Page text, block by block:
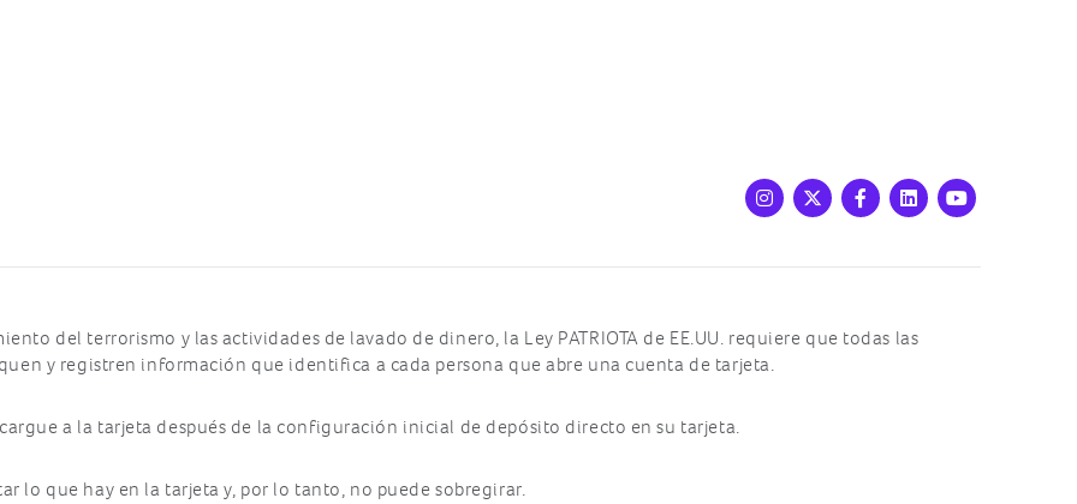
Instagram
X Facebook
LinkedIn
Youtube
del terrorismo y las actividades de lavado de dinero, la Ley PATRIOTA de EE.UU. requiere que todas las
y registren información que identifica a cada persona que abre una cuenta de tarjeta.
a la tarjeta después de la configuración inicial de depósito directo en su tarjeta.
lo que hay en la tarjeta y, por lo tanto, no puede sobregirar.